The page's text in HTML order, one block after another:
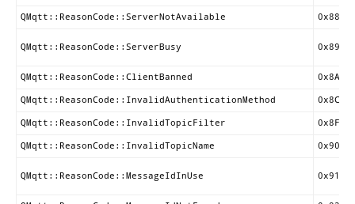
QMqtt::ReasonCode::ServerNotAvailable 0x88
QMqtt::ReasonCode::ServerBusy 0x89
QMqtt::ReasonCode::ClientBanned 0x8A
QMqtt::ReasonCode::InvalidAuthenticationMethod 0x8C
QMqtt::ReasonCode::InvalidTopicFilter 0x8F
QMqtt::ReasonCode::InvalidTopicName 0x90
QMqtt::ReasonCode::MessageIdInUse 0x91